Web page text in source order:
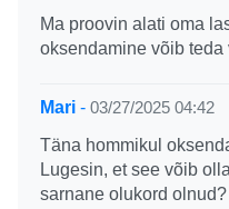
Ma proovin alati oma
oksendamine võib teda
Mari - 03/27/2025 04:42
Täna hommikul
Lugesin, et see võib
sarnane olukord olnud?